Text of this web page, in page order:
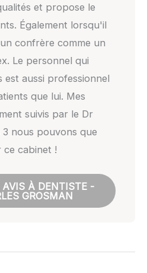
et propose le
Également lorsqu'il
confrère comme un
Le personnel qui
est aussi professionnel
que lui. Mes
suivis par le Dr
nous pouvons que
ce cabinet !
À DENTISTE -
GROSMAN